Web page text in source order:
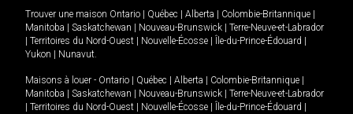
Trouver une maison Ontario Québec Alberta Colombie-Britannique
Manitoba
Saskatchewan Nouveau-Brunswick
Terre-Neuve-et-Labrador
Territoires du Nord-Ouest Nouvelle-Écosse Île-du-Prince-Édouard
Yukon
Nunavut.
Maisons à louer - Ontario Québec Alberta Colombie-Britannique
Manitoba
Saskatchewan Nouveau-Brunswick
Terre-Neuve-et-Labrador
Territoires du Nord-Ouest Nouvelle-Écosse Île-du-Prince-Édouard